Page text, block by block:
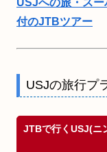
付のJTBツアー
USJの旅行プ
JTBで行くUSJ(ニ